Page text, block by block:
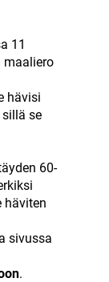
11
maaliero
hävisi
se
60-
häviten
sivussa
.